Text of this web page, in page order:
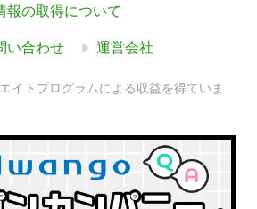
報の取得について
い合わせ 運営会社
イトプログラムによる収益を得ていま